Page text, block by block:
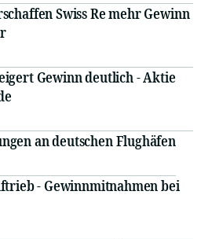
Swiss Re mehr Gewinn
Gewinn deutlich - Aktie
an deutschen Flughäfen
- Gewinnmitnahmen bei